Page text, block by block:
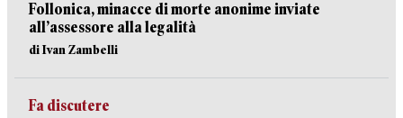
Follonica, minacce di morte anonime inviate
all’assessore alla legalità
di Ivan Zambelli
Fa discutere